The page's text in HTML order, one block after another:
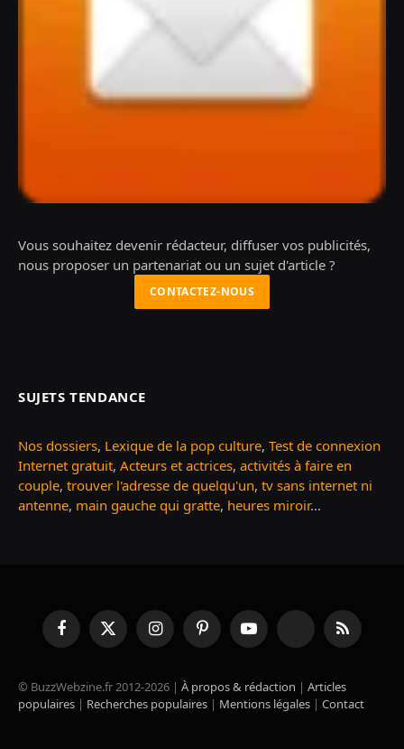
Vous souhaitez devenir rédacteur, diffuser vos publicités,
nous proposer un partenariat ou un sujet d'article ?
CONTACTEZ-NOUS
SUJETS TENDANCE
Nos dossiers, Lexique de la pop culture, Test de connexion
Internet gratuit, Acteurs et actrices, activités à faire en
couple, trouver l'adresse de quelqu'un, tv sans internet ni
antenne, main gauche qui gratte, heures miroir...
FacebookX
(Twitter)
InstagramPinterestYouTube TikTok RSS
© BuzzWebzine.fr 2012-2026 | À propos & rédaction | Articles
populaires | Recherches populaires | Mentions légales | Contact